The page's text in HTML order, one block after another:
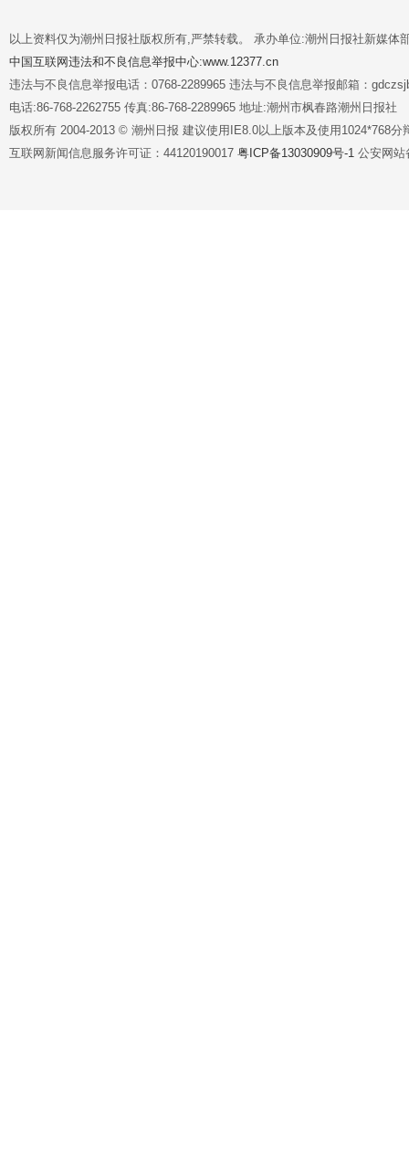
以上资料仅为潮州日报社版权所有,严禁转载。 承办单位:潮州日报社新媒体
中国互联网违法和不良信息举报中心:www.12377.cn
违法与不良信息举报电话：0768-2289965 违法与不良信息举报邮箱：
电话:86-768-2262755 传真:86-768-2289965 地址:潮州市枫春路潮州日报社
版权所有 2004-2013 © 潮州日报 建议使用IE8.0以上版本及使用1024*768分
互联网新闻信息服务许可证：44120190017 粤ICP备13030909号-1 公安网站